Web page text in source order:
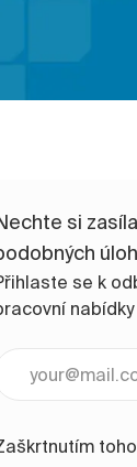
si
se k
nabídky